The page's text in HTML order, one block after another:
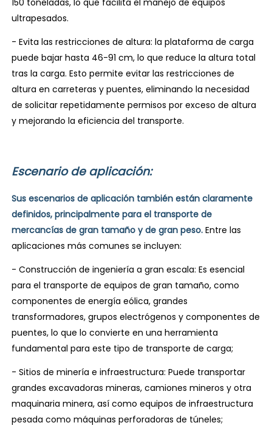
ultrapesados.
- Evita las restricciones de altura: la plataforma de carga
puede bajar hasta 46-91 cm, lo que reduce la altura total
tras la carga. Esto permite evitar las restricciones de
altura en carreteras y puentes, eliminando la necesidad
de solicitar repetidamente permisos por exceso de altura
y mejorando la eficiencia del transporte.
Escenario de aplicación:
Sus escenarios de aplicación también están claramente
definidos, principalmente para el transporte de
mercancías de gran tamaño y de gran peso. Entre las
aplicaciones más comunes se incluyen:
- Construcción de ingeniería a gran escala: Es esencial
para el transporte de equipos de gran tamaño, como
componentes de energía eólica, grandes
transformadores, grupos electrógenos y componentes de
puentes, lo que lo convierte en una herramienta
fundamental para este tipo de transporte de carga;
- Sitios de minería e infraestructura: Puede transportar
grandes excavadoras mineras, camiones mineros y otra
maquinaria minera, así como equipos de infraestructura
pesada como máquinas perforadoras de túneles;